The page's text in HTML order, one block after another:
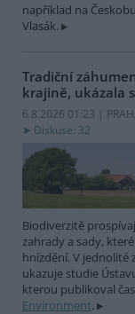
například na
Vlasák.
Tradiční
krajině, ukázala
6.8.2026 01:23 |
Diskuse: 32
Biodiverzitě
zahrady a sady,
hnízdění. V jednolité
ukazuje studie
kterou publikoval
Environment.